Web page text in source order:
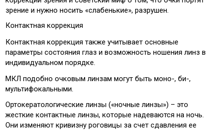
зрение и нужно носить «слабенькие», разрушен.
Контактная коррекция
Контактная коррекция также учитывает основные
параметры состояния глаз и возможность ношения линз в
индивидуальном порядке.
МКЛ подобно очковым линзам могут быть моно-, би-,
мультифокальными.
Ортокератологические линзы («ночные линзы») – это
жесткие контактные линзы, которые надеваются на ночь.
Они изменяют кривизну роговицы за счет сдавления ее